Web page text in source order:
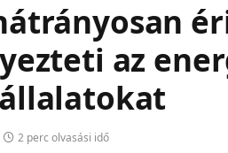
az
2 perc olvasási idő